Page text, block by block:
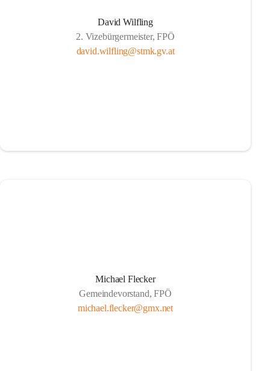
David Wilfling
2. Vizebürgermeister, FPÖ
david.wilfling@stmk.gv.at
Michael Flecker
Gemeindevorstand, FPÖ
michael.flecker@gmx.net